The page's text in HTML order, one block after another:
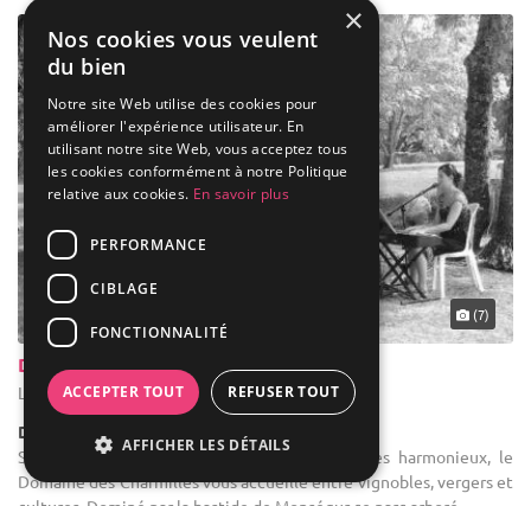
(7)
Domaine des Charmilles
Le Puy - Gironde (33)
Demeure de caractère / Domaine
Salle des fêtes : Dans une vallée aux paysages harmonieux, le
Domaine des Charmilles vous accueille entre vignobles, vergers et
×
Nos cookies vous veulent
du bien
Notre site Web utilise des cookies pour
améliorer l'expérience utilisateur. En
utilisant notre site Web, vous acceptez tous
les cookies conformément à notre Politique
relative aux cookies. En savoir plus
PERFORMANCE
CIBLAGE
FONCTIONNALITÉ
ACCEPTER TOUT REFUSER TOUT
AFFICHER LES DÉTAILS